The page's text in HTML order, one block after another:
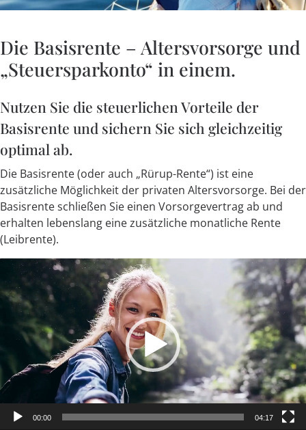
Die Basisrente – Altersvorsorge und
„Steuersparkonto“ in einem.
Nutzen Sie die steuerlichen Vorteile der
Basisrente und sichern Sie sich gleichzeitig
optimal ab.
Die Basisrente (oder auch „Rürup-Rente“) ist eine
zusätzliche Möglichkeit der privaten Altersvorsorge. Bei der
Basisrente schließen Sie einen Vorsorgevertrag ab und
erhalten lebenslang eine zusätzliche monatliche Rente
(Leibrente).
Video-
Player
00:00 04:17